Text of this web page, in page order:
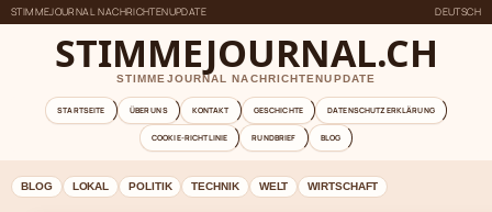
STIMMEJOURNAL NACHRICHTENUPDATE DEUTSCH
STIMMEJOURNAL.CH
STIMMEJOURNAL NACHRICHTENUPDATE
STARTSEITE ÜBER UNS KONTAKT GESCHICHTE DATENSCHUTZERKLÄRUNG
COOKIE-RICHTLINIE RUNDBRIEF BLOG
BLOG LOKAL POLITIK TECHNIK WELT WIRTSCHAFT